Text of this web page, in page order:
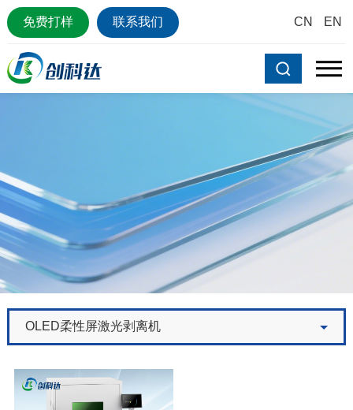
CN EN
免费打样 联系我们
OLED柔性屏激光剥离机